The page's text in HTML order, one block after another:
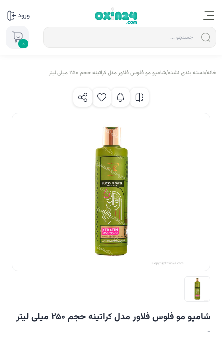
ورود
0
خانه/دسته بندی نشده/شامپو مو فلوس فلاور مدل کراتینه حجم 250 میلی لیتر
شامپو مو فلوس فلاور مدل کراتینه حجم 250 میلی لیتر
-